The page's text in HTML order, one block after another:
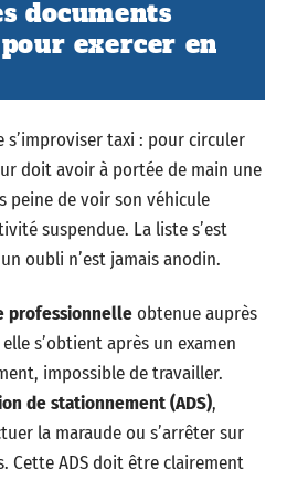
documents
exercer en
s’improviser taxi : pour circuler
doit avoir à portée de main une
peine de voir son véhicule
suspendue. La liste s’est
oubli n’est jamais anodin.
professionnelleobtenue auprès
s’obtient après un examen
impossible de travailler.
de stationnement (ADS),
la maraude ou s’arrêter sur
Cette ADS doit être clairement